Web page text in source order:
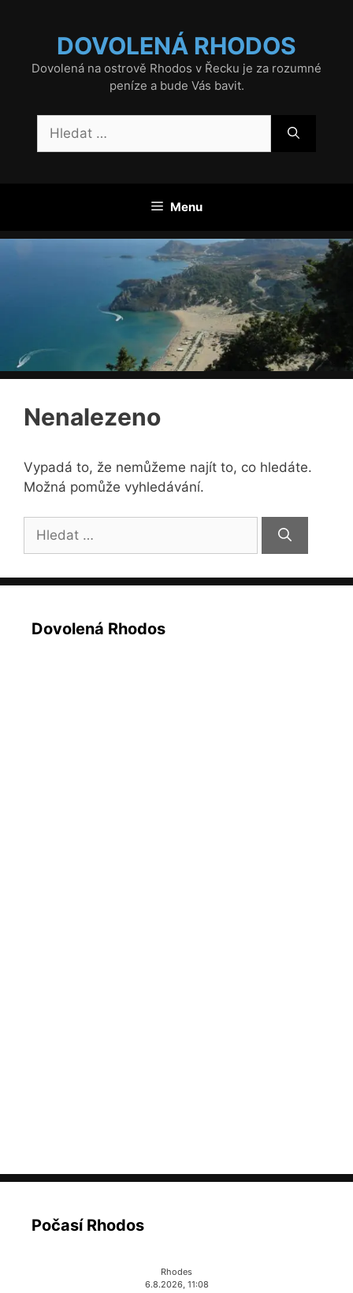
DOVOLENÁ RHODOS
Dovolená na ostrově Rhodos v Řecku je za rozumné
peníze a bude Vás bavit.
Menu
Nenalezeno
Vypadá to, že nemůžeme najít to, co hledáte.
Možná pomůže vyhledávání.
Hledat:
Dovolená Rhodos
Počasí Rhodos
Rhodes
6.8.2026, 11:08